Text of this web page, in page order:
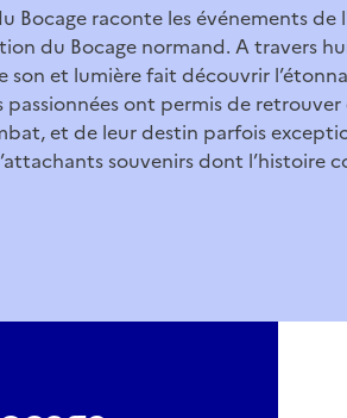
Bocage raconte les événements
du Bocage normand. A travers
son et lumière fait découvrir
passionnées ont permis de
et de leur destin parfois
souvenirs dont l’histoire